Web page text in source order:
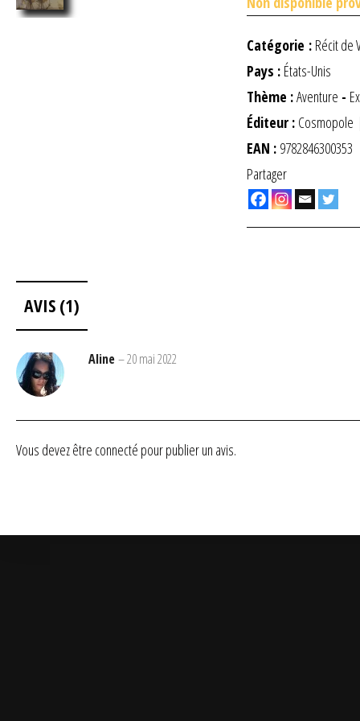
Catégorie : Récit de
Pays : États-Unis
Thème :Aventure -
Éditeur : Cosmopole
EAN : 9782846300353
Partager
AVIS (1)
Aline–20 mai 2022
Vous devez être connecté pour publier un avis.